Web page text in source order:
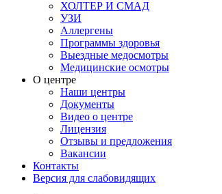
ХОЛТЕР И СМАД
УЗИ
Аллергены
Программы здоровья
Выездные медосмотры
Медицинские осмотры
О центре
Наши центры
Документы
Видео о центре
Лицензия
Отзывы и предложения
Вакансии
Контакты
Версия для слабовидящих